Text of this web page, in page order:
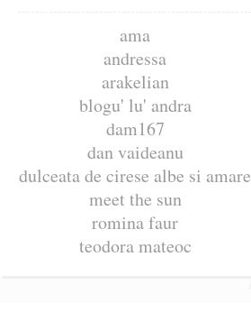
ama
andressa
arakelian
blogu' lu' andra
dam167
dan vaideanu
dulceata de cirese albe si amare
meet the sun
romina faur
teodora mateoc